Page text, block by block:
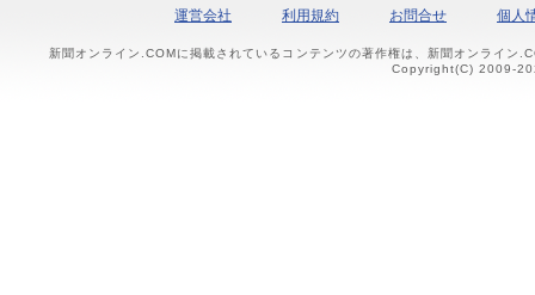
運営会社 利用規約 お問合せ 個人
新聞オンライン.COMに掲載されているコンテンツの著作権は、新聞オンライン
Copyright(C) 2009-